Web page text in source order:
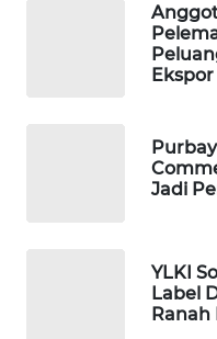
Ekspor
Jadi
YLKI
Label
Ranah